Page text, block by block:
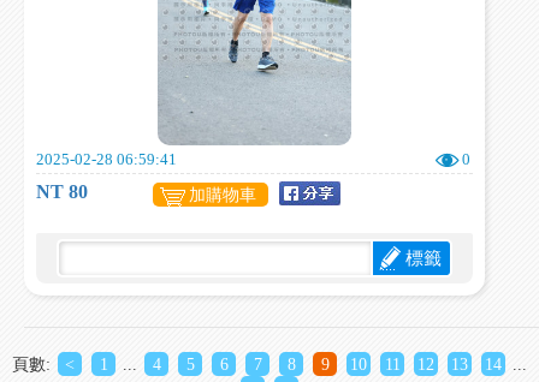
2025-02-28 06:59:41 0
NT 80 加購物車
標籤
頁數: < 1 4 5 6 7 8 9 10 11 12 13 14